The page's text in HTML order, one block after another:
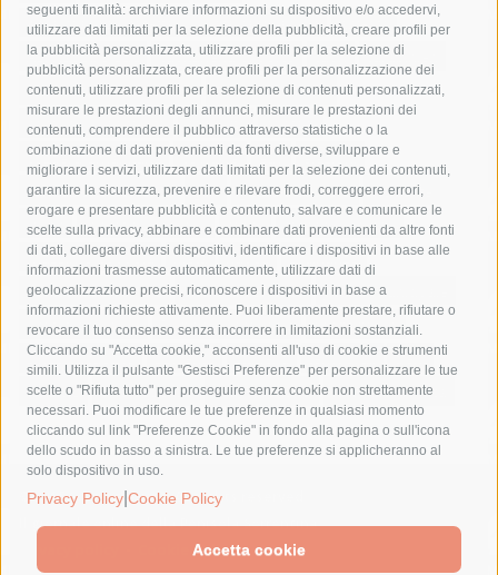
seguenti finalità: archiviare informazioni su dispositivo e/o accedervi,
utilizzare dati limitati per la selezione della pubblicità, creare profili per
la pubblicità personalizzata, utilizzare profili per la selezione di
pubblicità personalizzata, creare profili per la personalizzazione dei
contenuti, utilizzare profili per la selezione di contenuti personalizzati,
misurare le prestazioni degli annunci, misurare le prestazioni dei
contenuti, comprendere il pubblico attraverso statistiche o la
combinazione di dati provenienti da fonti diverse, sviluppare e
migliorare i servizi, utilizzare dati limitati per la selezione dei contenuti,
garantire la sicurezza, prevenire e rilevare frodi, correggere errori,
erogare e presentare pubblicità e contenuto, salvare e comunicare le
scelte sulla privacy, abbinare e combinare dati provenienti da altre fonti
di dati, collegare diversi dispositivi, identificare i dispositivi in base alle
informazioni trasmesse automaticamente, utilizzare dati di
geolocalizzazione precisi, riconoscere i dispositivi in base a
informazioni richieste attivamente. Puoi liberamente prestare, rifiutare o
revocare il tuo consenso senza incorrere in limitazioni sostanziali.
Cliccando su "Accetta cookie," acconsenti all'uso di cookie e strumenti
simili. Utilizza il pulsante "Gestisci Preferenze" per personalizzare le tue
scelte o "Rifiuta tutto" per proseguire senza cookie non strettamente
necessari. Puoi modificare le tue preferenze in qualsiasi momento
cliccando sul link "Preferenze Cookie" in fondo alla pagina o sull'icona
dello scudo in basso a sinistra. Le tue preferenze si applicheranno al
solo dispositivo in uso.
Privacy Policy Cookie Policy
Accetta cookie
area marina protetta di punta campanella
arresto
Asl Napoli 3 sud
capitaneria di porto capri
carabinieri
castellammare di stabia
circumvesuviana
comune di sorrento
concerto
contagi
costiera amalfitana
covid-19 eav
elezioni
fondazione sorrento
gori guardia costiera
incidente
lavori
lorenzo balducelli mare
massa lubrense
massimo coppola
Meta napoli
ordinanza
penisola sorrentina
piano di sorrento
polizia municipale
protezione civile
Regione Campania
sant'agnello
sindaco cuomo
sorrento studenti temporali
treni
turismo
Vico Equense villa fiorentino vincenzo de luca
© 2015 SorrentoPress. All rights reserved.
Il giornale online della Penisola Sorrentina
Cookie Policy